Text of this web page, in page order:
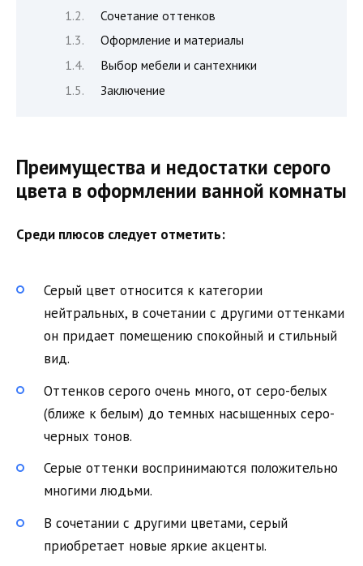
Сочетание оттенков
Оформление и материалы
Выбор мебели и сантехники
Заключение
Преимущества и недостатки серого
цвета в оформлении ванной комнаты
Среди плюсов следует отметить:
Серый цвет относится к категории
нейтральных, в сочетании с другими оттенками
он придает помещению спокойный и стильный
вид.
Оттенков серого очень много, от серо-белых
(ближе к белым) до темных насыщенных серо-
черных тонов.
Серые оттенки воспринимаются положительно
многими людьми.
В сочетании с другими цветами, серый
приобретает новые яркие акценты.